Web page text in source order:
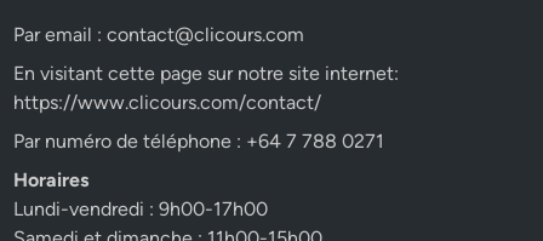
Par email :contact@clicours.com
En visitant cette page sur notre site internet:
https://www.clicours.com/contact/
Par numéro de téléphone : +64 7 788 0271
Horaires
Lundi-vendredi : 9h00-17h00